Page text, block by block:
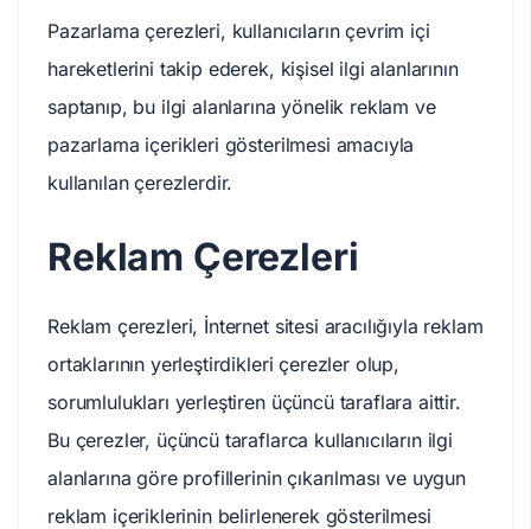
Pazarlama çerezleri, kullanıcıların çevrim içi
hareketlerini takip ederek, kişisel ilgi alanlarının
saptanıp, bu ilgi alanlarına yönelik reklam ve
pazarlama içerikleri gösterilmesi amacıyla
kullanılan çerezlerdir.
Reklam Çerezleri
Reklam çerezleri, İnternet sitesi aracılığıyla reklam
ortaklarının yerleştirdikleri çerezler olup,
sorumlulukları yerleştiren üçüncü taraflara aittir.
Bu çerezler, üçüncü taraflarca kullanıcıların ilgi
alanlarına göre profillerinin çıkarılması ve uygun
reklam içeriklerinin belirlenerek gösterilmesi